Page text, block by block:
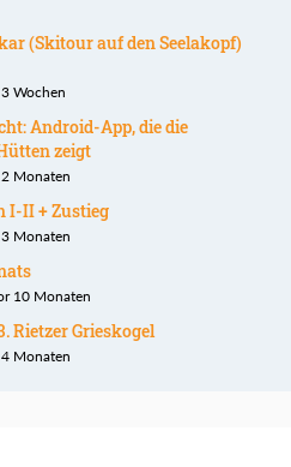
(Skitour auf den Seelakopf)
Wochen
Android-App, die die
zeigt
Monaten
I-II + Zustieg
Monaten
10 Monaten
Rietzer Grieskogel
Monaten